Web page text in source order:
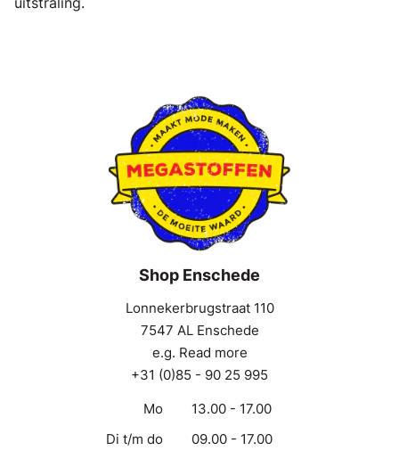
Shop Enschede
Lonnekerbrugstraat 110
7547 AL Enschede
e.g. Read more
+31 (0)85 - 90 25 995
Mo
13.00 - 17.00
Di t/m do
09.00 - 17.00